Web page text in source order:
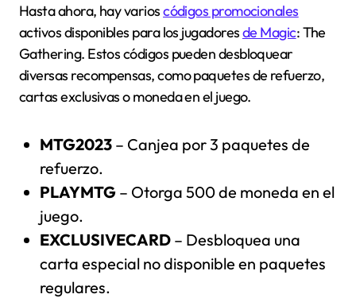
Hasta ahora, hay varioscódigos promocionales
activos disponibles para los jugadoresde Magic: The
Gathering. Estos códigos pueden desbloquear
diversas recompensas, como paquetes de refuerzo,
cartas exclusivas o moneda en el juego.
MTG2023– Canjea por 3 paquetes de
refuerzo.
PLAYMTG– Otorga 500 de moneda en el
juego.
EXCLUSIVECARD– Desbloquea una
carta especial no disponible en paquetes
regulares.